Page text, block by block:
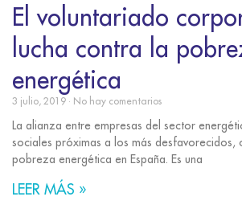
El voluntariado
lucha contra la
energética
3 julio, 2019 No hay comentarios
La alianza entre empresas del sector
sociales próximas a los más desfavorecidos,
pobreza energética en España. Es una
LEER MÁS »